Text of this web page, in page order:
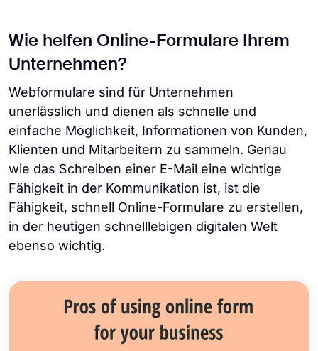
Wie helfen Online-Formulare Ihrem
Unternehmen?
Webformulare sind für Unternehmen
unerlässlich und dienen als schnelle und
einfache Möglichkeit, Informationen von Kunden,
Klienten und Mitarbeitern zu sammeln. Genau
wie das Schreiben einer E-Mail eine wichtige
Fähigkeit in der Kommunikation ist, ist die
Fähigkeit, schnell Online-Formulare zu erstellen,
in der heutigen schnelllebigen digitalen Welt
ebenso wichtig.